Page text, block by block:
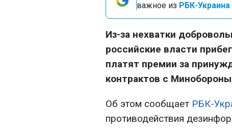
важное из РБК-Украина
Из-за нехватки
российские власти
платят премии за
контрактов с
Об этом сообщает РБК-
противодействия